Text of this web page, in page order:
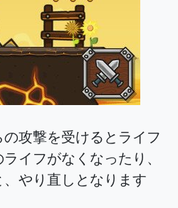
攻撃を受けるとライフ
イフがなくなったり、
やり直しとなります